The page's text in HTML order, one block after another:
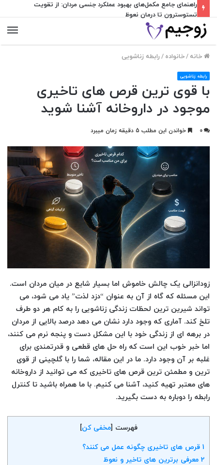
راهنمای جامع مکمل‌های بهبود عملکرد جنسی مردان: از تقویت
تستوسترون تا درمان نعوظ
خانه /خانواده / رابطه زناشویی
رابطه زناشویی
با قوی ترین قرص های تاخیری
موجود در داروخانه آشنا شوید
0 خواندن این مطلب 5 دقیقه زمان میبرد
زودانزالی یک چالش خاموش اما بسیار شایع در میان مردان است.
این مسئله که گاه از آن به عنوان “دزد لذت” یاد می شود، می
تواند شیرین ترین لحظات زندگی زناشویی را به کام هر دو طرف
تلخ کند. آماری که وجود دارد نشان می دهد درصد بالایی از مردان
در برهه ای از زندگی خود با این مشکل دست و پنجه نرم می کنند،
اما خبر خوب این است که راه حل های قطعی و قدرتمندی برای
غلبه بر آن وجود دارد. ما در این مقاله، شما را با گلچینی از قوی
ترین و مطمئن ترین قرص های تاخیری که می توانید از داروخانه
های معتبر تهیه کنید، آشنا می کنیم. با ما همراه باشید تا کنترل
رابطه را دوباره به دست بگیرید.
فهرست [مخفی کن]
1 قرص های تاخیری چگونه عمل می کنند؟
2 معرفی برترین های تاخیر و نعوظ